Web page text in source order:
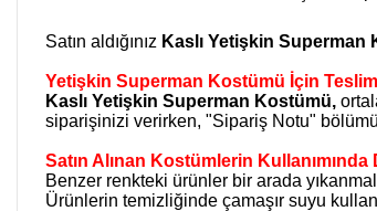
Satın aldığınız Kaslı Yetişkin Superman
Yetişkin Superman Kostümü İçin
Kaslı Yetişkin Superman Kostümü,
siparişinizi verirken, "Sipariş Notu"
Satın Alınan Kostümlerin
Benzer renkteki ürünler bir arada
Ürünlerin temizliğinde çamaşır suyu